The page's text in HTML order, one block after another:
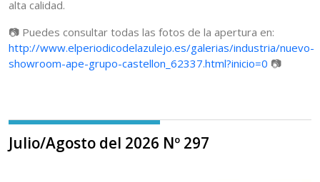
alta calidad.
📷 Puedes consultar todas las fotos de la apertura en:
http://www.elperiodicodelazulejo.es/galerias/industria/nuevo-
showroom-ape-grupo-castellon_62337.html?inicio=0 📷
Julio/Agosto del 2026 Nº 297